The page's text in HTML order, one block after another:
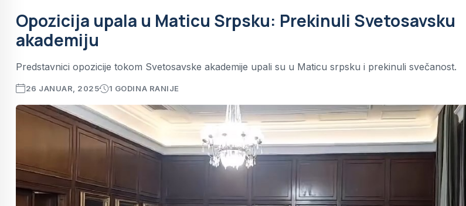
Opozicija upala u Maticu Srpsku: Prekinuli Svetosavsku
akademiju
Predstavnici opozicije tokom Svetosavske akademije upali su u Maticu srpsku i prekinuli svečanost.
26 JANUAR, 2025 1 GODINA RANIJE